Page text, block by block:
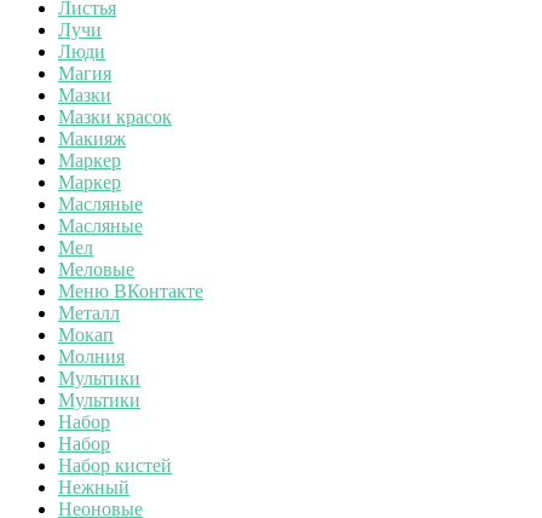
Листья
Лучи
Люди
Магия
Мазки
Мазки красок
Макияж
Маркер
Маркер
Масляные
Масляные
Мел
Меловые
Меню ВКонтакте
Металл
Мокап
Молния
Мультики
Мультики
Набор
Набор
Набор кистей
Нежный
Неоновые